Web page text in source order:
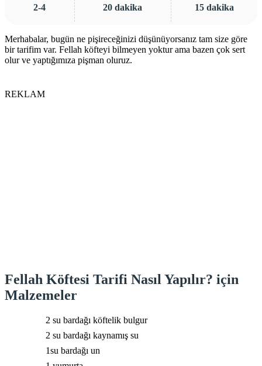
2-4 20 dakika 15 dakika
Merhabalar, bugün ne pişireceğinizi düşünüyorsanız tam size göre
bir tarifim var. Fellah köfteyi bilmeyen yoktur ama bazen çok sert
olur ve yaptığımıza pişman oluruz.
REKLAM
Fellah Köftesi Tarifi Nasıl Yapılır? için
Malzemeler
2 su bardağı köftelik bulgur
2 su bardağı kaynamış su
1su bardağı un